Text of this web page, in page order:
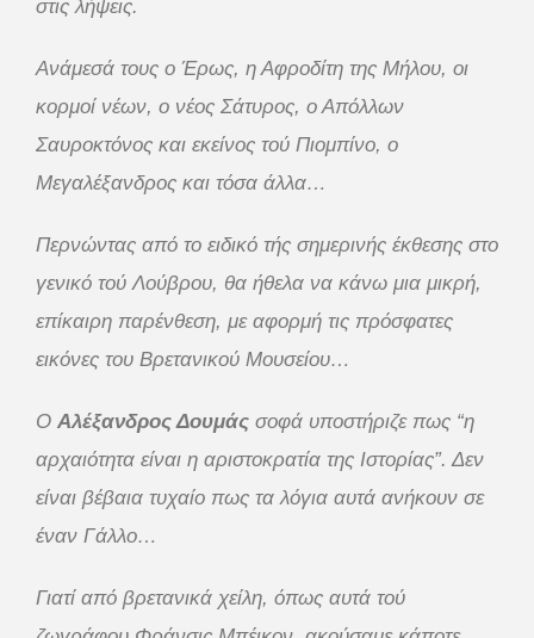
στις λήψεις.
Ανάμεσά τους ο Έρως, η Αφροδίτη της Μήλου, οι
κορμοί νέων, ο νέος Σάτυρος, ο Απόλλων
Σαυροκτόνος και εκείνος τού Πιομπίνο, ο
Μεγαλέξανδρος και τόσα άλλα…
Περνώντας από το ειδικό τής σημερινής έκθεσης στο
γενικό τού Λούβρου, θα ήθελα να κάνω μια μικρή,
επίκαιρη παρένθεση, με αφορμή τις πρόσφατες
εικόνες του Βρετανικού Μουσείου…
Ο Αλέξανδρος Δουμάς σοφά υποστήριζε πως “η
αρχαιότητα είναι η αριστοκρατία της Ιστορίας”. Δεν
είναι βέβαια τυχαίο πως τα λόγια αυτά ανήκουν σε
έναν Γάλλο…
Γιατί από βρετανικά χείλη, όπως αυτά τού